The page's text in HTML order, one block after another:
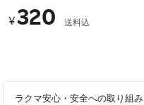
¥320 送料込
ラクマ安心・安全への取り組み